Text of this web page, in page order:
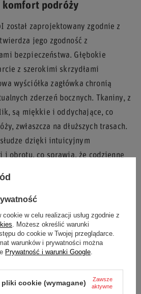
komfort podróży
został zaprojektowany zgodnie z
jego zgodność z
bezpieczeństwa. Głębokie
z szerokimi skrzydłami
wyściółka zagłówka chronią
zderzeń bocznych. Tkaniny, z
są miękkie i oddychające, co
zwłaszcza na dłuższych trasach.
dzięki intuicyjnym
i obrotu, co sprawia, że codzienne
Jeden fotelik na wiele lat,
do rosnącego dziecka.
Obrotowa baza, regulowany
w celu realizacji usług zgodnie z
. Możesz określić warunki
do cookie w Twojej przeglądarce.
warunków i prywatności można
Prywatność i warunki Google.
cookie (wymagane)
Zawsze
aktywne